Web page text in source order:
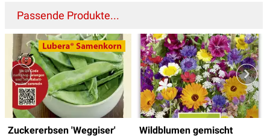
Passende Produkte...
Zuckererbsen 'Weggiser' Wildblumen gemischt